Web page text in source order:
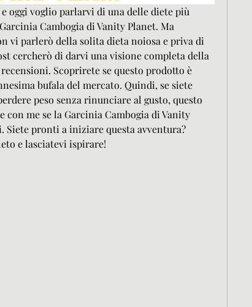
oggi voglio parlarvi di una delle diete più
Cambogia di Vanity Planet. Ma
vi parlerò della solita dieta noiosa e priva di
cercherò di darvi una visione completa della
Scoprirete se questo prodotto è
bufala del mercato. Quindi, se siete
peso senza rinunciare al gusto, questo
con me se la Garcinia Cambogia di Vanity
Siete pronti a iniziare questa avventura?
e lasciatevi ispirare!